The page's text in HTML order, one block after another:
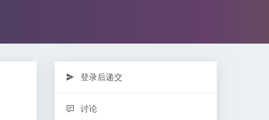
登录后递交
讨论